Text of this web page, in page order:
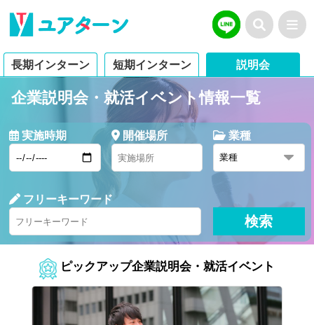
長期インターン 短期インターン 説明会
企業説明会・就活イベント情報一覧
実施時期 開催場所 業種
フリーキーワード
ピックアップ企業説明会・就活イベント